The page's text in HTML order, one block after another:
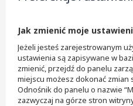
Jak zmienić moje
Jeżeli jesteś zarejestrowanym
ustawienia są zapisywane w
zmienić, przejdź do panelu
miejscu możesz dokonać
Odnośnik do panelu o nazwie
zazwyczaj na górze stron